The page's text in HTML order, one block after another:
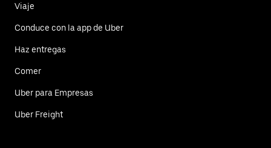
Viaje
Conduce con la app de Uber
Haz entregas
Comer
Uber para Empresas
Uber Freight